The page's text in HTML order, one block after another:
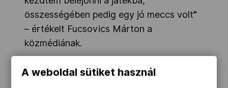
összességében pedig egy jó meccs volt”
– értékelt Fucsovics Márton a
közmédiának.
Marozsán Fábián kétszettes vereséggel
A weboldal sütiket használ